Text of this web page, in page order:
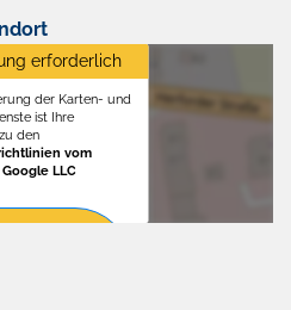
erforderlich
der Karten- und
ist Ihre
den
vom
LLC